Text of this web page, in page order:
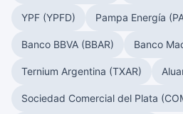
YPF (YPFD) Pampa Energía
Banco BBVA (BBAR) Banco
Ternium Argentina (TXAR)
Sociedad Comercial del Plata